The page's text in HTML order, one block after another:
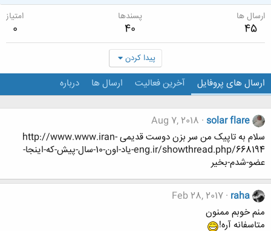
ارسال ها
45
پسندها
40
امتیاز
0
پیدا کردن
ارسال های پروفایل آخرین فعالیت ارسال ها درباره
solar flare
Aug 7, 2018
سلام به تاپیک من سر بزن دوست قدیمی http://www.www.iran-
eng.ir/showthread.php/668194-یاد-اون-10-سال-پیش-که-اینجا-
عضو-شدم-بخیر
raha
Feb 28, 2017
منم خوبم ممنون
متاسفانه آره!